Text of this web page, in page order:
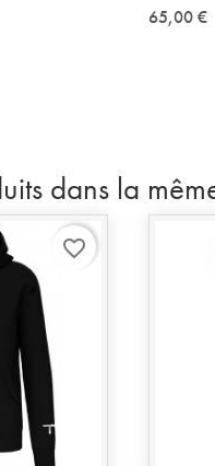
65,00 €
dans la
favorite_border